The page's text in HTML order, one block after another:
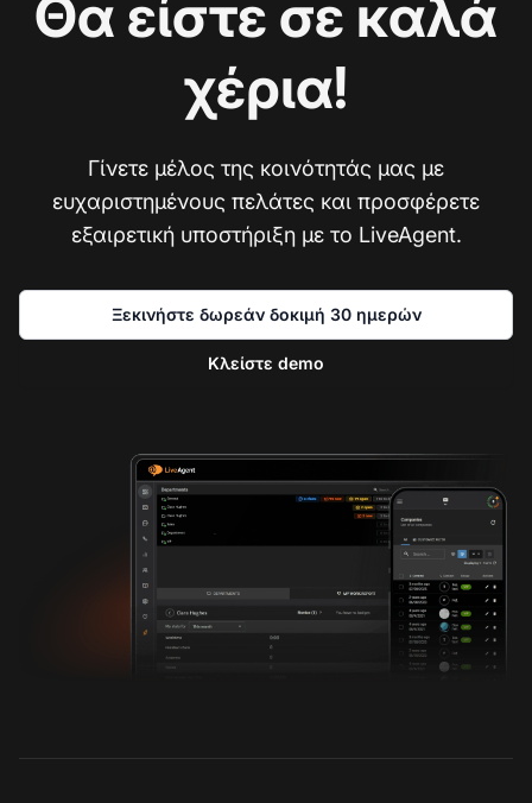
Θα είστε σε καλά
χέρια!
Γίνετε μέλος της κοινότητάς μας με
ευχαριστημένους πελάτες και προσφέρετε
εξαιρετική υποστήριξη με το LiveAgent.
Ξεκινήστε δωρεάν δοκιμή 30 ημερών
Κλείστε demo